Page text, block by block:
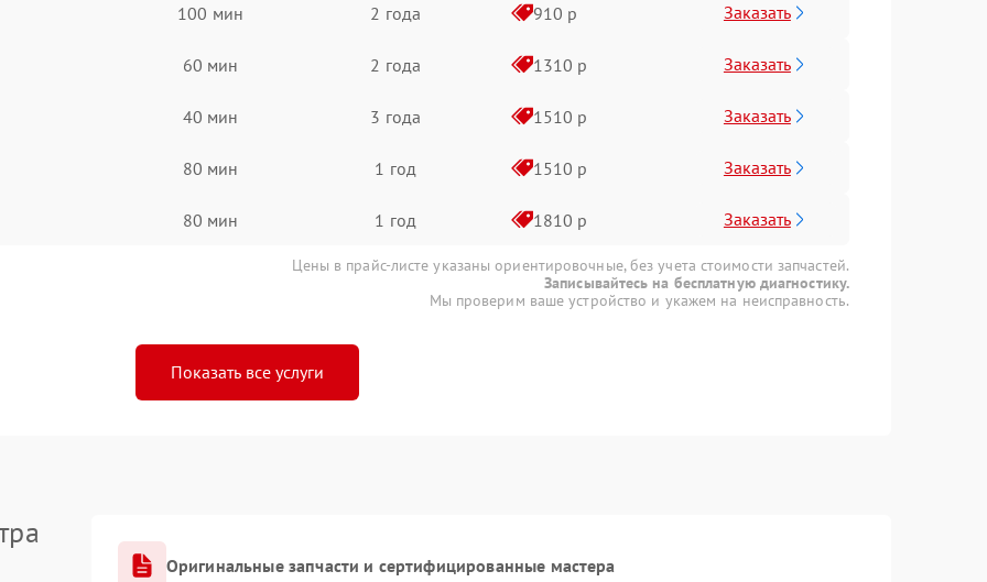
100 мин 2 года 910 р Заказать
60 мин 2 года 1310 р Заказать
40 мин 3 года 1510 р Заказать
80 мин 1 год 1510 р Заказать
80 мин 1 год 1810 р Заказать
Цены в прайс-листе указаны ориентировочные, без учета стоимости запчастей.
Записывайтесь на бесплатную диагностику.
Мы проверим ваше устройство и укажем на неисправность.
Показать все услуги
Оригинальные запчасти и сертифицированные мастера